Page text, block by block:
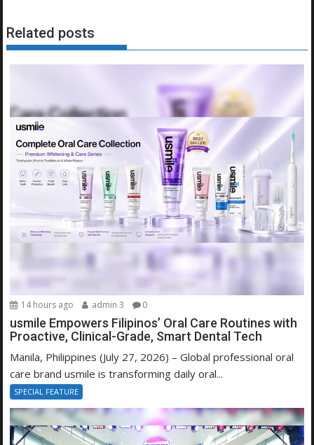
Related posts
14 hours ago admin 3 0
usmile Empowers Filipinos’ Oral Care Routines with
Proactive, Clinical-Grade, Smart Dental Tech
Manila, Philippines (July 27, 2026) – Global professional oral
care brand usmile is transforming daily oral...
SPECIAL FEATURE